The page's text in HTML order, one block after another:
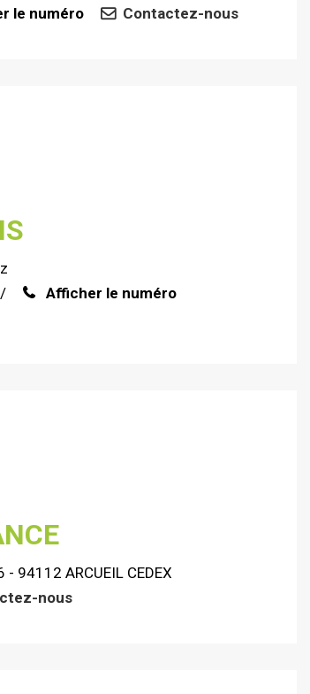
le numéro Contactez-nous
Afficher le numéro
94112 ARCUEIL CEDEX
nous